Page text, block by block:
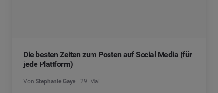
Die besten Zeiten zum Posten auf Social Media (für
jede Plattform)
Von Stephanie Gaye 29. Mai